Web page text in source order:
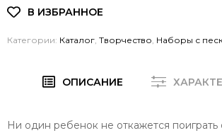
Категории: Каталог Творчество Наборы с
ОПИСАНИЕ
Ни один ребенок не откажется